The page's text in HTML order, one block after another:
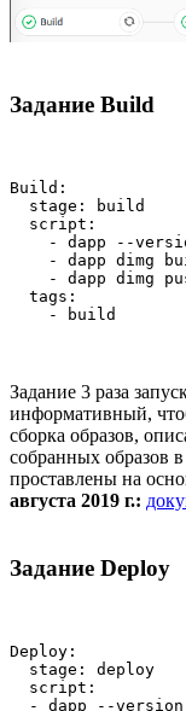
Задание Build
Build:
  stage: build
  script:
- dapp --
- dapp dimg
- dapp dimg
  tags:
    - build
Задание 3 раза
информативный,
сборка образов,
собранных образов
проставлены на
августа 2019 г.:
Задание Deploy
Deploy:
  stage: deploy
  script:
  - dapp --version